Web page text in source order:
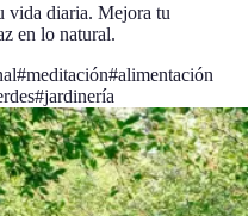
vida diaria. Mejora tu
en lo natural.
#meditación#alimentación
#jardinería